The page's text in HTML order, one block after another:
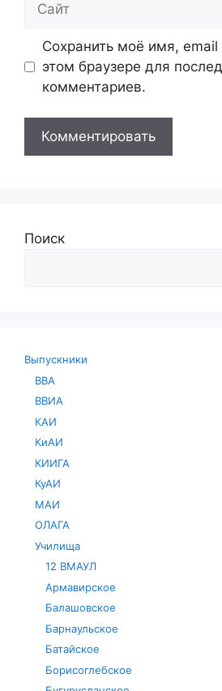
Сохранить моё имя, email
этом браузере для
комментариев.
Поиск
Выпускники
ВВА
ВВИА
КАИ
КиАИ
КИИГА
КуАИ
МАИ
ОЛАГА
Училища
12 ВМАУЛ
Армавирское
Балашовское
Барнаульское
Батайское
Борисоглебское